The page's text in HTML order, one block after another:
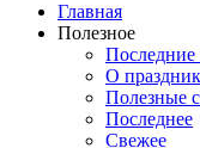
Главная
Полезное
Последние
О
Полезные
Последнее
Свежее